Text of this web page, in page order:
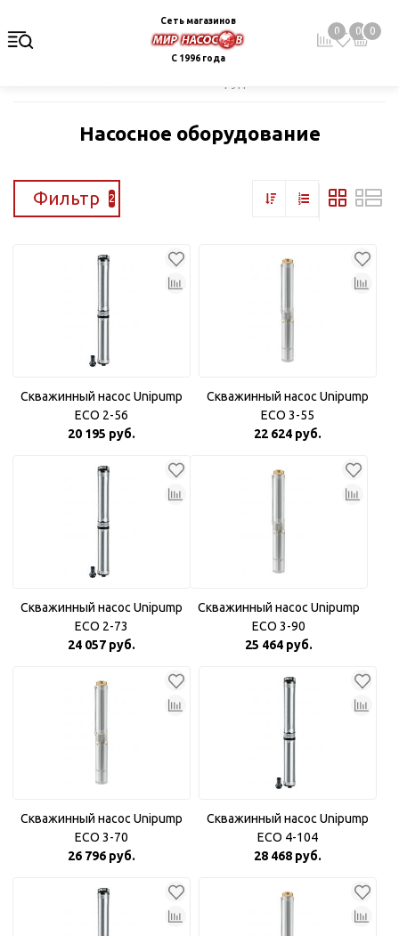
Сеть магазинов
С 1996 года
0 0 0
Насосное оборудование
Фильтр 2
Скважинный насос Unipump
ECO 2-56
20 195 руб.
Скважинный насос Unipump
ECO 3-55
22 624 руб.
Скважинный насос Unipump
ECO 2-73
24 057 руб.
Скважинный насос Unipump
ECO 3-90
25 464 руб.
Скважинный насос Unipump
ECO 3-70
26 796 руб.
Скважинный насос Unipump
ECO 4-104
28 468 руб.